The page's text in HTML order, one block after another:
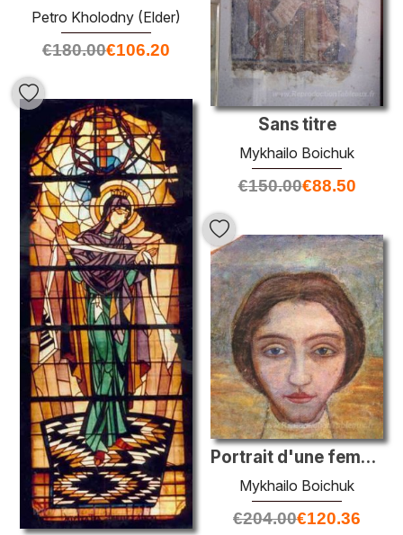
Petro Kholodny (Elder)
€180.00€106.20
Sans titre
Mykhailo Boichuk
€150.00€88.50
Portrait d'une femme
Mykhailo Boichuk
€204.00€120.36